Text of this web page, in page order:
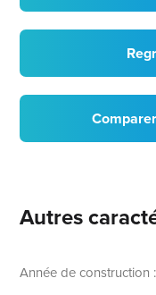
Autres
Année de construction